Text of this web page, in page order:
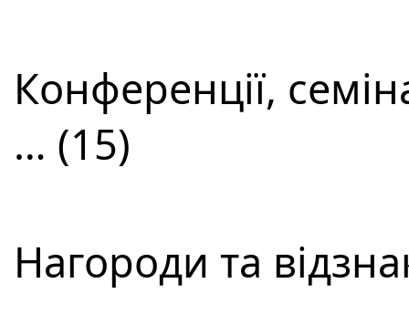
Конференції,
… (15)
Нагороди та